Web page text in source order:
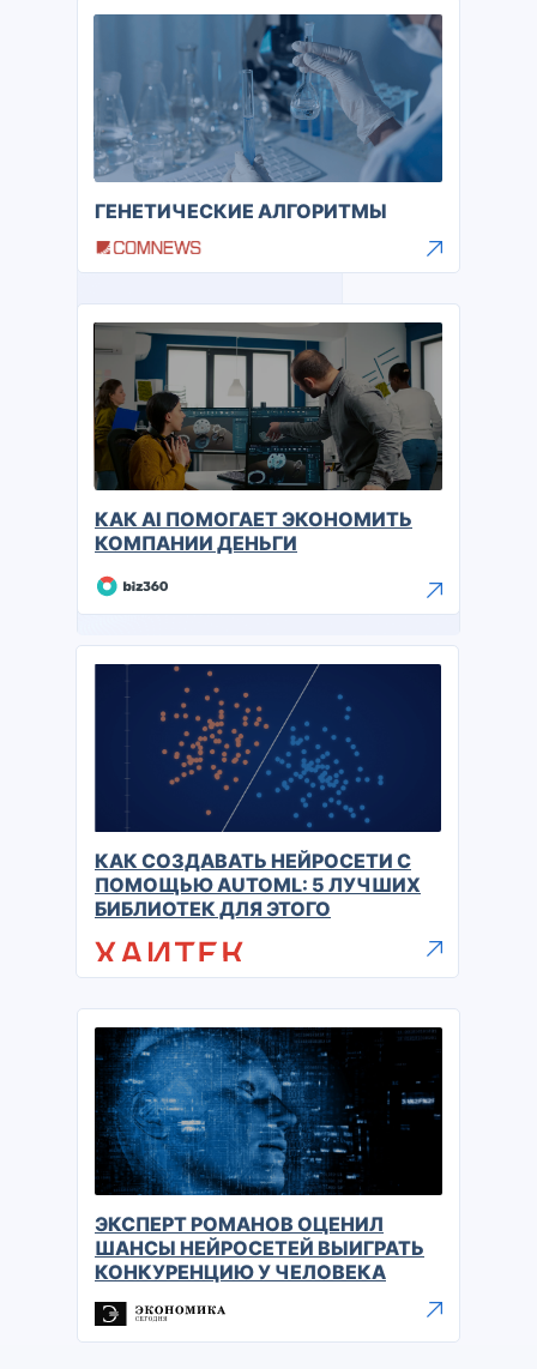
ГЕНЕТИЧЕСКИЕ АЛГОРИТМЫ
КАК AI ПОМОГАЕТ ЭКОНОМИТЬ
КОМПАНИИ ДЕНЬГИ
КАК СОЗДАВАТЬ НЕЙРОСЕТИ С
ПОМОЩЬЮ AUTOML: 5 ЛУЧШИХ
БИБЛИОТЕК ДЛЯ ЭТОГО
ЭКСПЕРТ РОМАНОВ ОЦЕНИЛ
ШАНСЫ НЕЙРОСЕТЕЙ ВЫИГРАТЬ
КОНКУРЕНЦИЮ У ЧЕЛОВЕКА